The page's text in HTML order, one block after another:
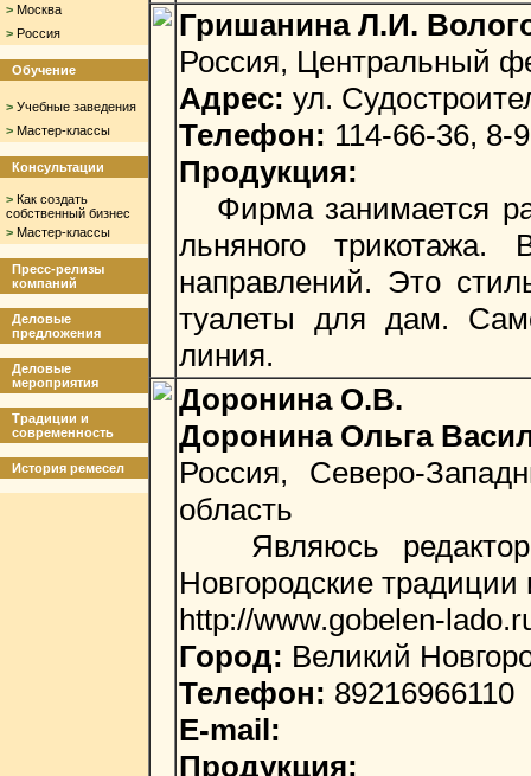
> Москва
> Россия
Обучение
> Учебные заведения
> Мастер-классы
Консультации
> Как создать
собственный бизнес
> Мастер-классы
Пресс-релизы
компаний
Деловые
предложения
Деловые
мероприятия
Традиции и
современность
История ремесел
Гришанина Л.И.
Россия, Центральный
Адрес: ул.
Телефон: 114-66-36, 8-
Продукция:
Фирма занимается
льняного трикотажа.
направлений. Это
туалеты для дам.
линия.
Доронина О.В.
Доронина Ольга
Россия, Северо-
область
Являюсь
Новгородские
http://www.gobelen-
Город: Великий
Телефон: 89216966110
E-mail:
Продукция: